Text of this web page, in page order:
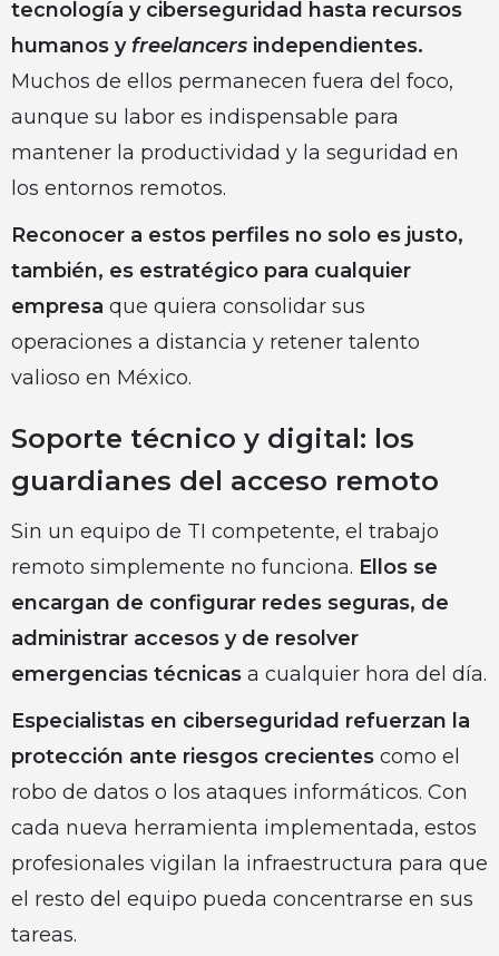
tecnología y ciberseguridad hasta recursos
humanos y freelancers independientes.
Muchos de ellos permanecen fuera del foco,
aunque su labor es indispensable para
mantener la productividad y la seguridad en
los entornos remotos.
Reconocer a estos perfiles no solo es justo,
también, es estratégico para cualquier
empresa que quiera consolidar sus
operaciones a distancia y retener talento
valioso en México.
Soporte técnico y digital: los
guardianes del acceso remoto
Sin un equipo de TI competente, el trabajo
remoto simplemente no funciona. Ellos se
encargan de configurar redes seguras, de
administrar accesos y de resolver
emergencias técnicas a cualquier hora del día.
Especialistas en ciberseguridad refuerzan la
protección ante riesgos crecientes como el
robo de datos o los ataques informáticos. Con
cada nueva herramienta implementada, estos
profesionales vigilan la infraestructura para que
el resto del equipo pueda concentrarse en sus
tareas.